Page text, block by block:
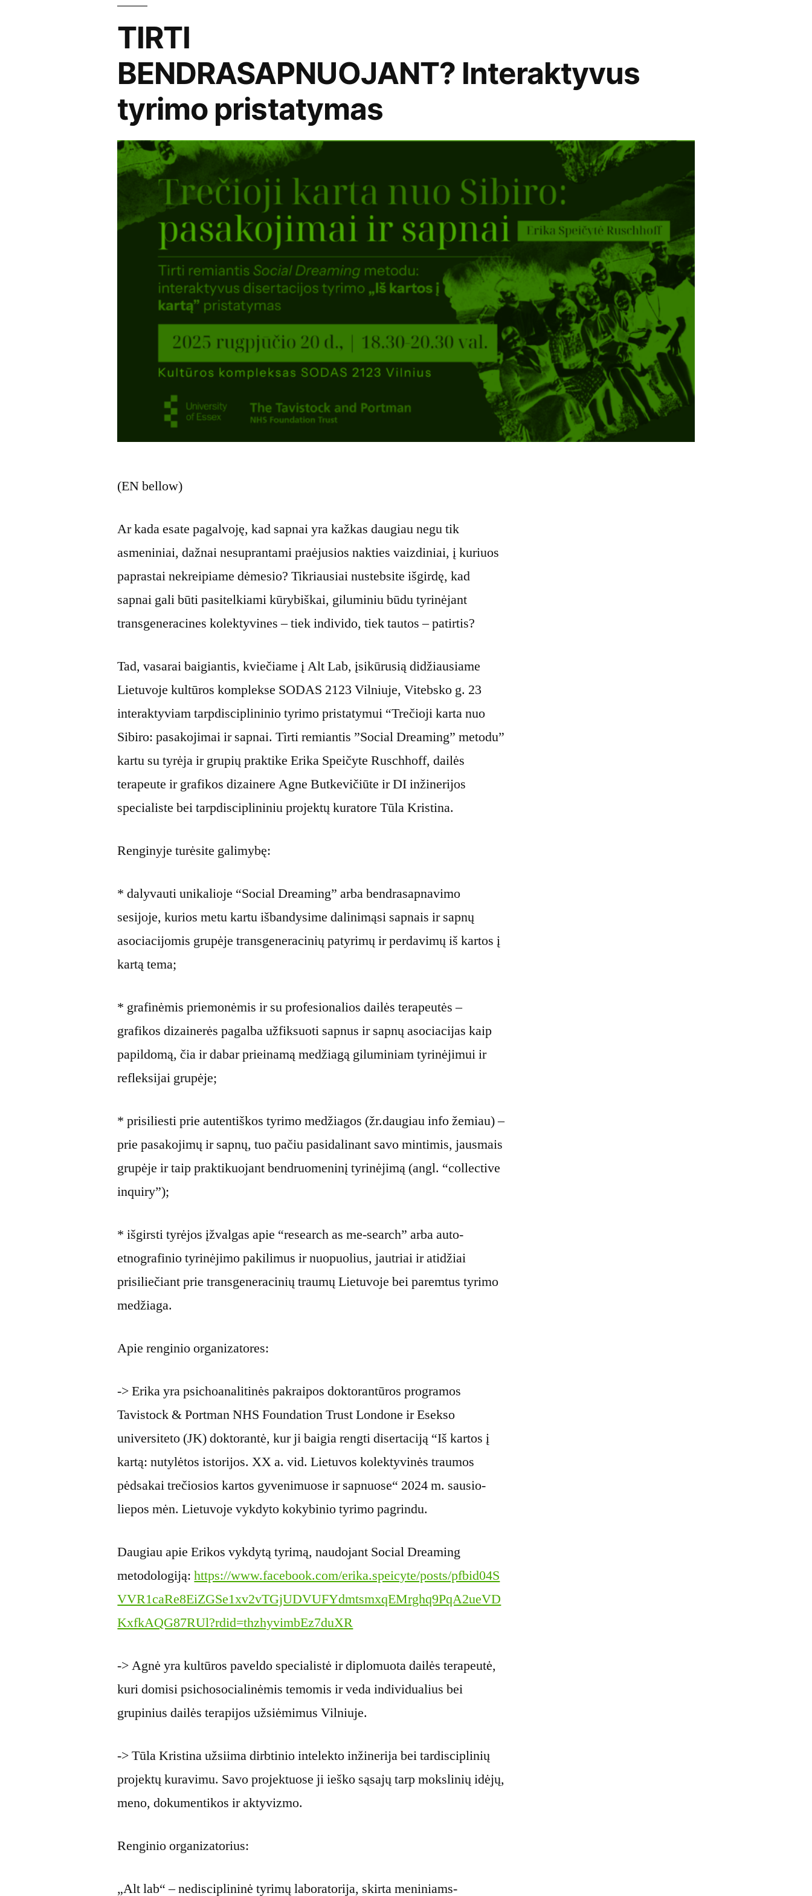
TIRTI
BENDRASAPNUOJANT? Interaktyvus
tyrimo pristatymas
(EN bellow)
Ar kada esate pagalvoję, kad sapnai yra kažkas daugiau negu tik
asmeniniai, dažnai nesuprantami praėjusios nakties vaizdiniai, į kuriuos
paprastai nekreipiame dėmesio? Tikriausiai nustebsite išgirdę, kad
sapnai gali būti pasitelkiami kūrybiškai, giluminiu būdu tyrinėjant
transgeneracines kolektyvines – tiek individo, tiek tautos – patirtis?
Tad, vasarai baigiantis, kviečiame į Alt Lab, įsikūrusią didžiausiame
Lietuvoje kultūros komplekse SODAS 2123 Vilniuje, Vitebsko g. 23
interaktyviam tarpdisciplininio tyrimo pristatymui “Trečioji karta nuo
Sibiro: pasakojimai ir sapnai. Tìrti remiantis ”Social Dreaming” metodu”
kartu su tyrėja ir grupių praktike Erika Speičyte Ruschhoff, dailės
terapeute ir grafikos dizainere Agne Butkevičiūte ir DI inžinerijos
specialiste bei tarpdisciplininiu projektų kuratore Tūla Kristina.
Renginyje turėsite galimybę:
* dalyvauti unikalioje “Social Dreaming” arba bendrasapnavimo
sesijoje, kurios metu kartu išbandysime dalinimąsi sapnais ir sapnų
asociacijomis grupėje transgeneracinių patyrimų ir perdavimų iš kartos į
kartą tema;
* grafinėmis priemonėmis ir su profesionalios dailės terapeutės –
grafikos dizainerės pagalba užfiksuoti sapnus ir sapnų asociacijas kaip
papildomą, čia ir dabar prieinamą medžiagą giluminiam tyrinėjimui ir
refleksijai grupėje;
* prisiliesti prie autentiškos tyrimo medžiagos (žr.daugiau info žemiau) –
prie pasakojimų ir sapnų, tuo pačiu pasidalinant savo mintimis, jausmais
grupėje ir taip praktikuojant bendruomeninį tyrinėjimą (angl. “collective
inquiry”);
* išgirsti tyrėjos įžvalgas apie “research as me-search” arba auto-
etnografinio tyrinėjimo pakilimus ir nuopuolius, jautriai ir atidžiai
prisiliečiant prie transgeneracinių traumų Lietuvoje bei paremtus tyrimo
medžiaga.
Apie renginio organizatores:
-> Erika yra psichoanalitinės pakraipos doktorantūros programos
Tavistock & Portman NHS Foundation Trust Londone ir Esekso
universiteto (JK) doktorantė, kur ji baigia rengti disertaciją “Iš kartos į
kartą: nutylėtos istorijos. XX a. vid. Lietuvos kolektyvinės traumos
pėdsakai trečiosios kartos gyvenimuose ir sapnuose“ 2024 m. sausio-
liepos mėn. Lietuvoje vykdyto kokybinio tyrimo pagrindu.
Daugiau apie Erikos vykdytą tyrimą, naudojant Social Dreaming
metodologiją:https://www.facebook.com/erika.speicyte/posts/pfbid04S
VVR1caRe8EiZGSe1xv2vTGjUDVUFYdmtsmxqEMrghq9PqA2ueVD
KxfkAQG87RUl?rdid=thzhyvimbEz7duXR
-> Agnė yra kultūros paveldo specialistė ir diplomuota dailės terapeutė,
kuri domisi psichosocialinėmis temomis ir veda individualius bei
grupinius dailės terapijos užsiėmimus Vilniuje.
-> Tūla Kristina užsiima dirbtinio intelekto inžinerija bei tardisciplinių
projektų kuravimu. Savo projektuose ji ieško sąsajų tarp mokslinių idėjų,
meno, dokumentikos ir aktyvizmo.
Renginio organizatorius:
„Alt lab“ – nedisciplininė tyrimų laboratorija, skirta meniniams-